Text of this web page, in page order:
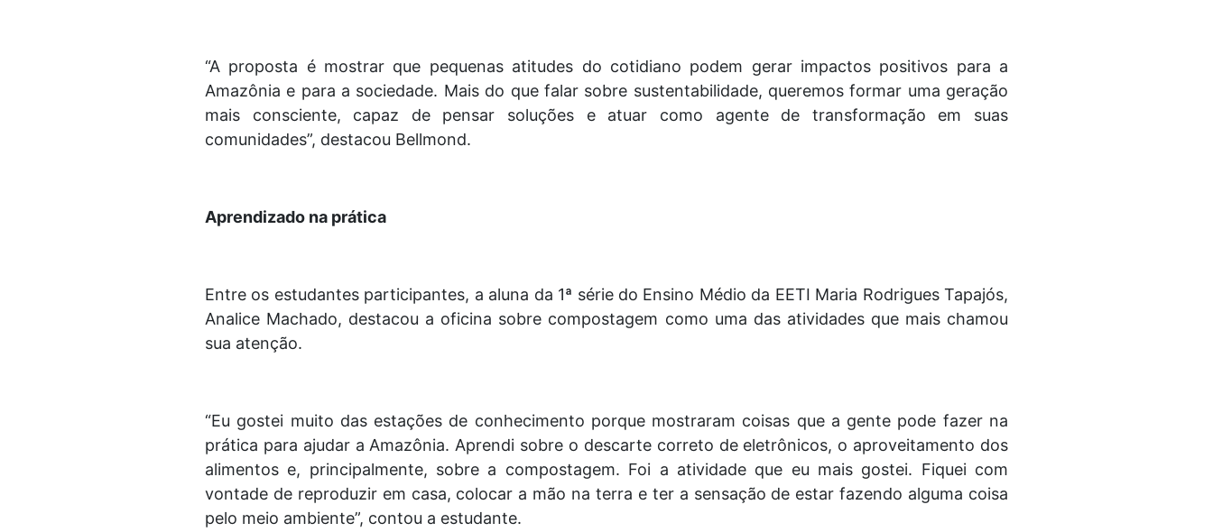
“A proposta é mostrar que pequenas atitudes do cotidiano podem gerar impactos positivos para a
Amazônia e para a sociedade. Mais do que falar sobre sustentabilidade, queremos formar uma geração
mais consciente, capaz de pensar soluções e atuar como agente de transformação em suas
comunidades”, destacou Bellmond.
Aprendizado na prática
Entre os estudantes participantes, a aluna da 1ª série do Ensino Médio da EETI Maria Rodrigues Tapajós,
Analice Machado, destacou a oficina sobre compostagem como uma das atividades que mais chamou
sua atenção.
“Eu gostei muito das estações de conhecimento porque mostraram coisas que a gente pode fazer na
prática para ajudar a Amazônia. Aprendi sobre o descarte correto de eletrônicos, o aproveitamento dos
alimentos e, principalmente, sobre a compostagem. Foi a atividade que eu mais gostei. Fiquei com
vontade de reproduzir em casa, colocar a mão na terra e ter a sensação de estar fazendo alguma coisa
pelo meio ambiente”, contou a estudante.